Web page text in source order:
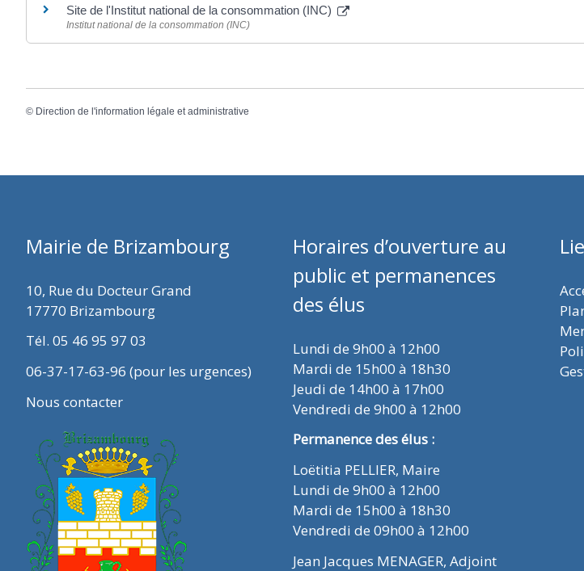
Site de l'Institut national de la consommation (INC)
Institut national de la consommation (INC)
© Direction de l'information légale et administrative
Mairie de Brizambourg
10, Rue du Docteur Grand
17770 Brizambourg
Tél. 05 46 95 97 03
06-37-17-63-96 (pour les urgences)
Nous contacter
Horaires d’ouverture au
public et permanences
des élus
Lundi de 9h00 à 12h00
Mardi de 15h00 à 18h30
Jeudi de 14h00 à 17h00
Vendredi de 9h00 à 12h00
Permanence des élus :
Loëtitia PELLIER, Maire
Lundi de 9h00 à 12h00
Mardi de 15h00 à 18h30
Vendredi de 09h00 à 12h00
Jean Jacques MENAGER, Adjoint